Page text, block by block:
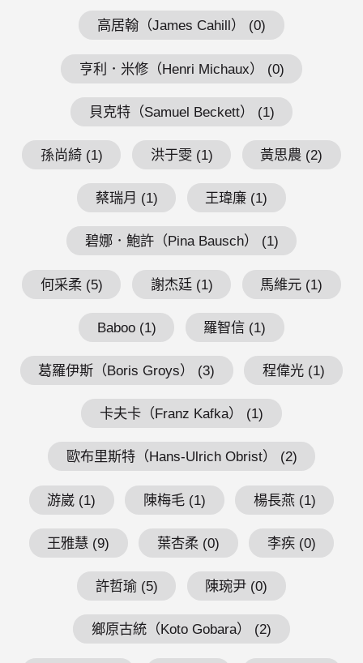
高居翰（James Cahill） (0)
亨利．米修（Henri Michaux） (0)
貝克特（Samuel Beckett） (1)
孫尚綺 (1) 洪于雯 (1) 黃思農 (2)
蔡瑞月 (1) 王瑋廉 (1)
碧娜．鮑許（Pina Bausch） (1)
何采柔 (5) 謝杰廷 (1) 馬維元 (1)
Baboo (1) 羅智信 (1)
葛羅伊斯（Boris Groys） (3) 程偉光 (1)
卡夫卡（Franz Kafka） (1)
歐布里斯特（Hans-Ulrich Obrist） (2)
游崴 (1) 陳梅毛 (1) 楊長燕 (1)
王雅慧 (9) 葉杏柔 (0) 李疾 (0)
許哲瑜 (5) 陳琬尹 (0)
鄉原古統（Koto Gobara） (2)